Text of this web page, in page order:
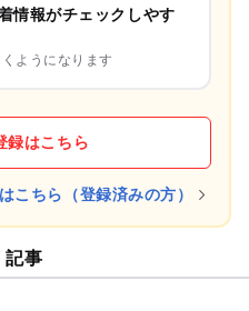
情報がチェックしやす
ようになります
録はこちら
こちら（登録済みの方）
記事